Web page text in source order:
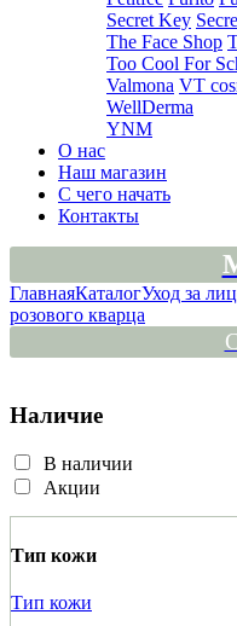
Secret Key
The Face Shop
Too Cool For
Valmona VT
WellDerma
YNM
О нас
Наш магазин
С чего начать
Контакты
ГлавнаяКаталогУход за
розового кварца
Наличие
В наличии
Акции
Тип кожи
Тип кожи